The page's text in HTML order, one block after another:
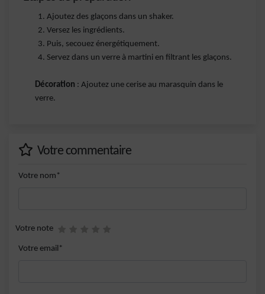
Ajoutez des glaçons dans un shaker.
Versez les ingrédients.
Puis, secouez énergétiquement.
Servez dans un verre à martini en filtrant les glaçons.
Décoration : Ajoutez une cerise au marasquin dans le
verre.
Votre commentaire
Votre nom*
Votre note
Votre email*